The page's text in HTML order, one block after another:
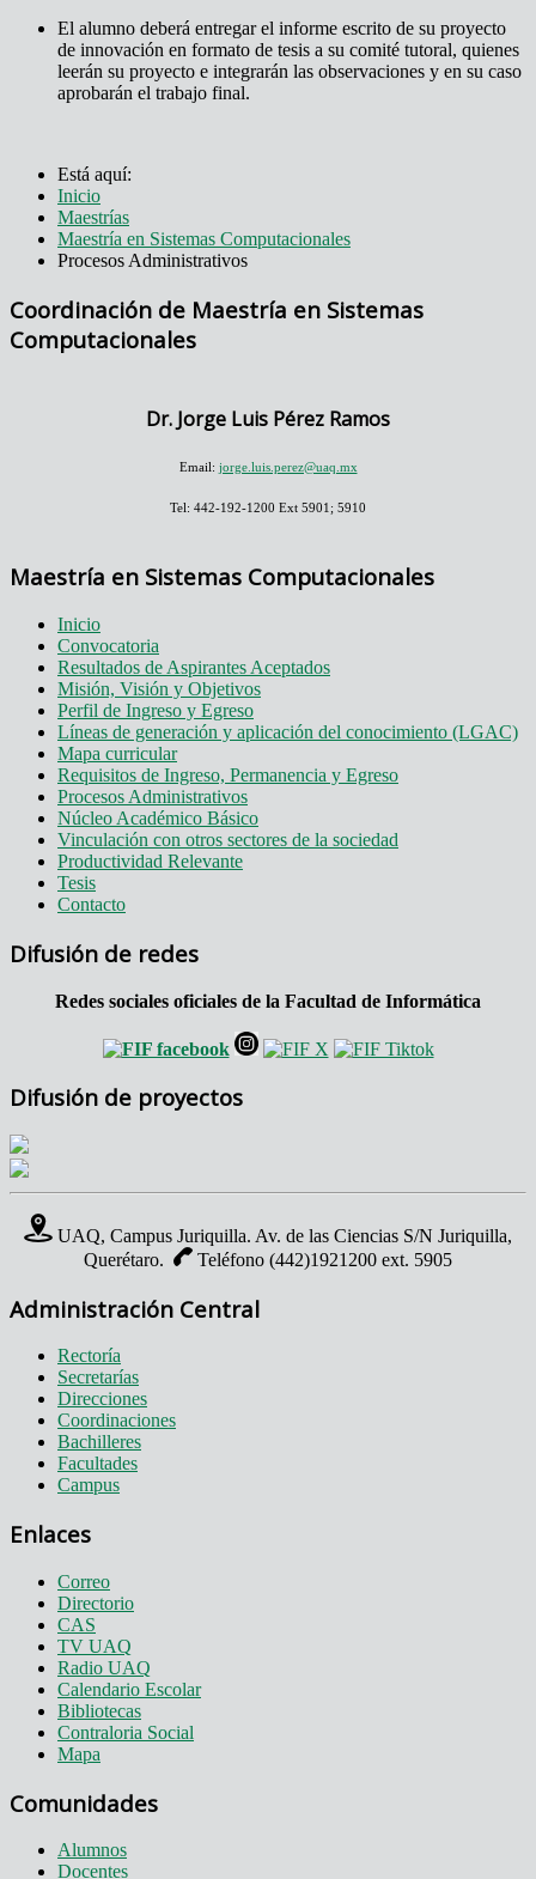
El alumno deberá entregar el informe escrito de su proyecto
de innovación en formato de tesis a su comité tutoral, quienes
leerán su proyecto e integrarán las observaciones y en su caso
aprobarán el trabajo final.
Está aquí:
Inicio
Maestrías
Maestría en Sistemas Computacionales
Procesos Administrativos
Coordinación de Maestría en Sistemas
Computacionales
Dr. Jorge Luis Pérez Ramos
Email: jorge.luis.perez@uaq.mx
Tel: 442-192-1200 Ext 5901; 5910
Maestría en Sistemas Computacionales
Inicio
Convocatoria
Resultados de Aspirantes Aceptados
Misión, Visión y Objetivos
Perfil de Ingreso y Egreso
Líneas de generación y aplicación del conocimiento (LGAC)
Mapa curricular
Requisitos de Ingreso, Permanencia y Egreso
Procesos Administrativos
Núcleo Académico Básico
Vinculación con otros sectores de la sociedad
Productividad Relevante
Tesis
Contacto
Difusión de redes
Redes sociales oficiales de la Facultad de Informática
Difusión de proyectos
UAQ, Campus Juriquilla. Av. de las Ciencias S/N Juriquilla,
Querétaro.
Teléfono (442)1921200 ext. 5905
Administración Central
Rectoría
Secretarías
Direcciones
Coordinaciones
Bachilleres
Facultades
Campus
Enlaces
Correo
Directorio
CAS
TV UAQ
Radio UAQ
Calendario Escolar
Bibliotecas
Contraloria Social
Mapa
Comunidades
Alumnos
Docentes